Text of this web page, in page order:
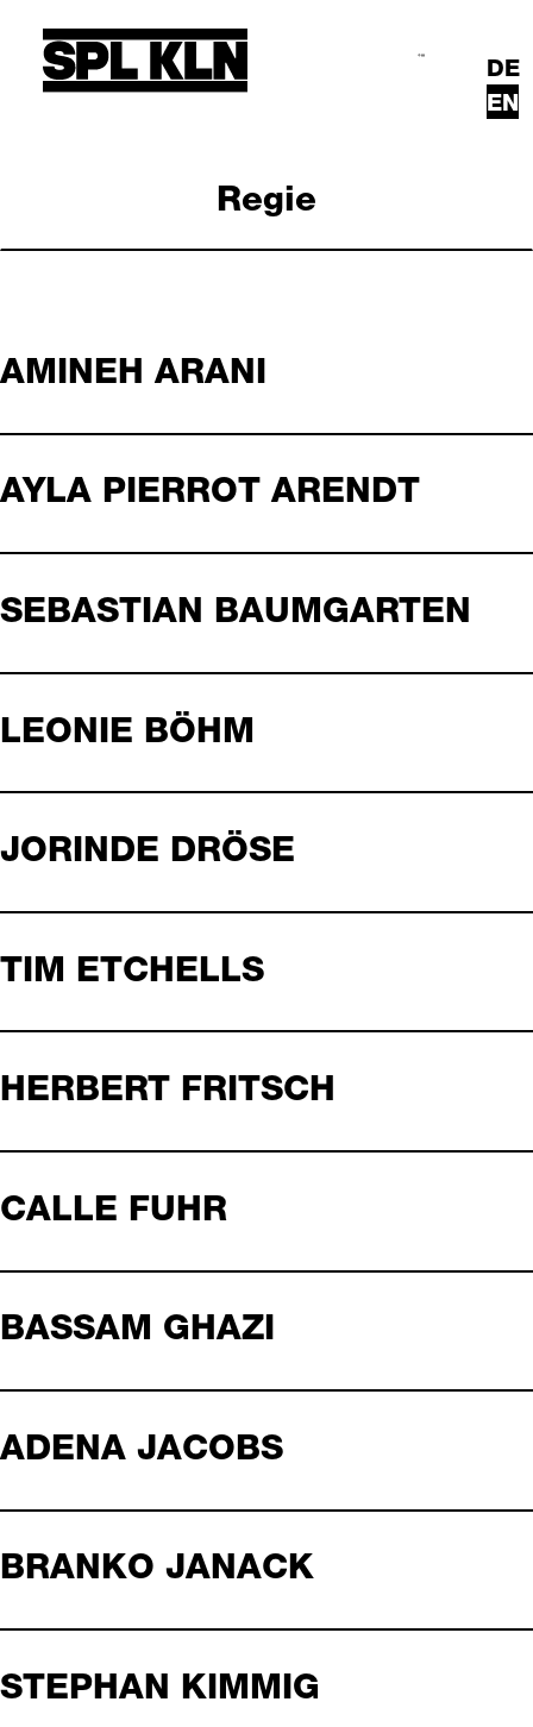
DE
EN
Regie
AMINEH ARANI
AYLA PIERROT ARENDT
SEBASTIAN BAUMGARTEN
LEONIE BÖHM
JORINDE DRÖSE
TIM ETCHELLS
HERBERT FRITSCH
CALLE FUHR
BASSAM GHAZI
ADENA JACOBS
BRANKO JANACK
STEPHAN KIMMIG